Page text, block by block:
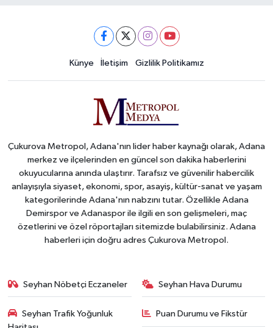
Künye İletişim Gizlilik Politikamız
Çukurova Metropol, Adana'nın lider haber kaynağı olarak, Adana
merkez ve ilçelerinden en güncel son dakika haberlerini
okuyucularına anında ulaştırır. Tarafsız ve güvenilir habercilik
anlayışıyla siyaset, ekonomi, spor, asayiş, kültür-sanat ve yaşam
kategorilerinde Adana'nın nabzını tutar. Özellikle Adana
Demirspor ve Adanaspor ile ilgili en son gelişmeleri, maç
özetlerini ve özel röportajları sitemizde bulabilirsiniz. Adana
haberleri için doğru adres Çukurova Metropol.
Seyhan Nöbetçi Eczaneler Seyhan Hava Durumu
Seyhan Trafik Yoğunluk
Puan Durumu ve Fikstür